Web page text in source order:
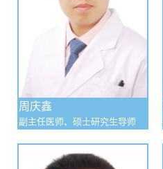
周庆鑫
副主任医师、硕士研究生导师